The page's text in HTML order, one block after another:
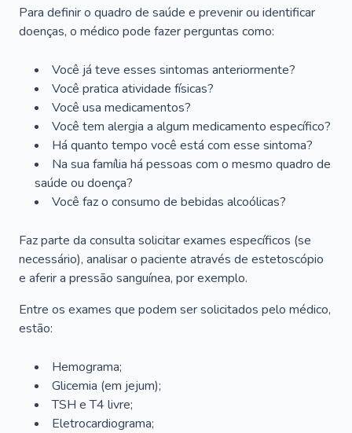
Para definir o quadro de saúde e prevenir ou identificar
doenças, o médico pode fazer perguntas como:
Você já teve esses sintomas anteriormente?
Você pratica atividade físicas?
Você usa medicamentos?
Você tem alergia a algum medicamento específico?
Há quanto tempo você está com esse sintoma?
Na sua família há pessoas com o mesmo quadro de
saúde ou doença?
Você faz o consumo de bebidas alcoólicas?
Faz parte da consulta solicitar exames específicos (se
necessário), analisar o paciente através de estetoscópio
e aferir a pressão sanguínea, por exemplo.
Entre os exames que podem ser solicitados pelo médico,
estão:
Hemograma;
Glicemia (em jejum);
TSH e T4 livre;
Eletrocardiograma;